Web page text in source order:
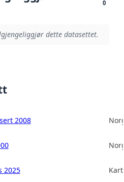
0
dette datasettet.
2008
2025